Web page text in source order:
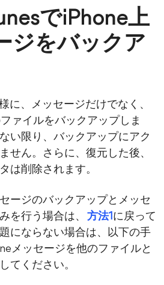
でiPhone上
ジをバックア
に、メッセージだけでなく、
ァイルをバックアップしま
い限り、バックアップにアク
せん。さらに、復元した後、
は削除されます。
ージのバックアップとメッセ
を行う場合は、
方法1に戻って
にならない場合は、以下の手
メッセージを他のファイルと
てください。